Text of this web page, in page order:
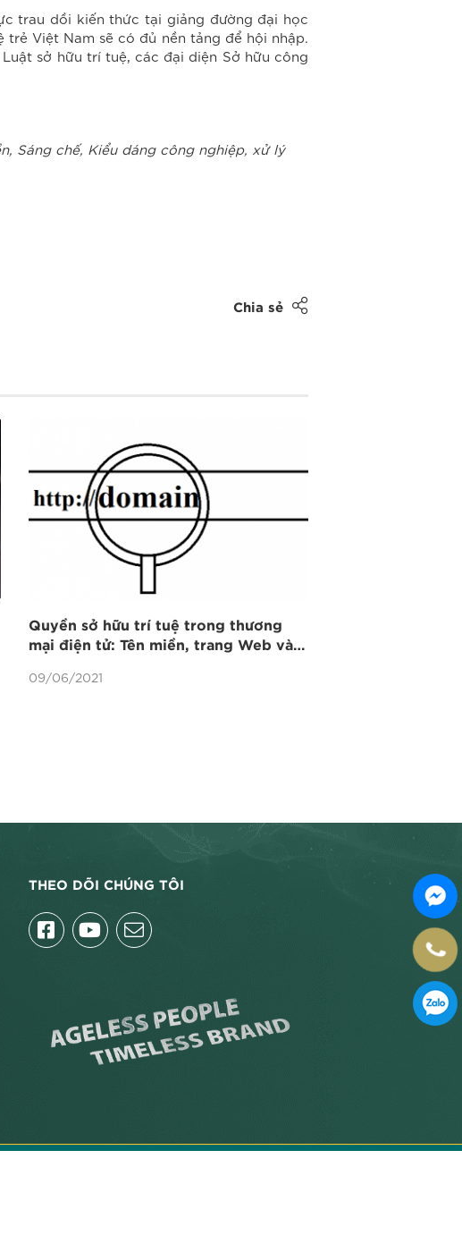
trau dồi kiến thức tại giảng đường đại học
Việt Nam sẽ có đủ nền tảng để hội nhập.
sở hữu trí tuệ, các đại diện Sở hữu công
Sáng chế, Kiểu dáng công nghiệp, xử lý
Chia sẻ
Quyền sở hữu trí tuệ trong thương
mại điện tử: Tên miền, trang Web và
mạng
09/06/2021
THEO DÕI CHÚNG TÔI